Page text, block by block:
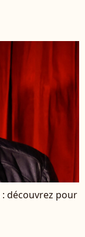
découvrez pour